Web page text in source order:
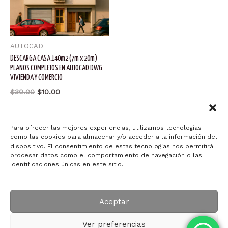
Para ofrecer las mejores experiencias, utilizamos tecnologías
como las cookies para almacenar y/o acceder a la información del
dispositivo. El consentimiento de estas tecnologías nos permitirá
procesar datos como el comportamiento de navegación o las
identificaciones únicas en este sitio.
Aceptar
Ver preferencias
AUTOCAD
DESCARGA CASA 140m2 (7m x 20m)
PLANOS COMPLETOS EN AUTOCAD DWG
VIVIENDA Y COMERCIO
$30.00 El
$30.00.
$10.00El
$10.00.
Copyright © 2026 Arquitectura ID-ART